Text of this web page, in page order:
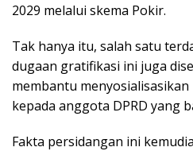
2029 melalui skema Pokir.
Tak hanya itu, salah satu
dugaan gratifikasi ini juga
membantu
kepada anggota DPRD yang
Fakta persidangan ini